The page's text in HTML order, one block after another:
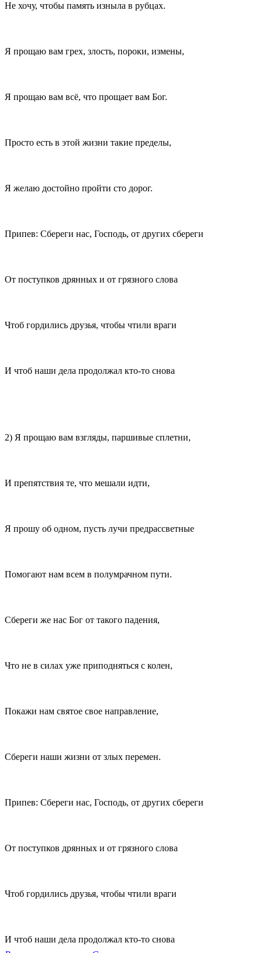
Не хочу, чтобы память изныла в рубцах.
Я прощаю вам грех, злость, пороки, измены,
Я прощаю вам всё, что прощает вам Бог.
Просто есть в этой жизни такие пределы,
Я желаю достойно пройти сто дорог.
Припев: Сбереги нас, Господь, от других сбереги
От поступков дрянных и от грязного слова
Чтоб гордились друзья, чтобы чтили враги
И чтоб наши дела продолжал кто-то снова
2) Я прощаю вам взгляды, паршивые сплетни,
И препятствия те, что мешали идти,
Я прошу об одном, пусть лучи предрассветные
Помогают нам всем в полумрачном пути.
Сбереги же нас Бог от такого падения,
Что не в силах уже приподняться с колен,
Покажи нам святое свое направление,
Сбереги наши жизни от злых перемен.
Припев: Сбереги нас, Господь, от других сбереги
От поступков дрянных и от грязного слова
Чтоб гордились друзья, чтобы чтили враги
И чтоб наши дела продолжал кто-то снова